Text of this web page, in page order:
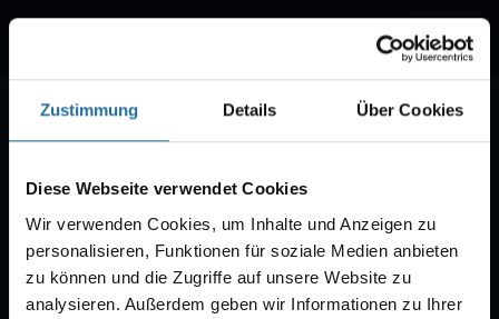
Zustimmung Details Über Cookies
Diese Webseite verwendet Cookies
Wir verwenden Cookies, um Inhalte und Anzeigen zu
personalisieren, Funktionen für soziale Medien anbieten
zu können und die Zugriffe auf unsere Website zu
analysieren. Außerdem geben wir Informationen zu Ihrer
Menü
Benachrichtigt werden
VVK Benachrichtigung
Wir schicken Ihnen gern eine E-Mail, wenn der
Ticketvorverkauf für "" beginnt.